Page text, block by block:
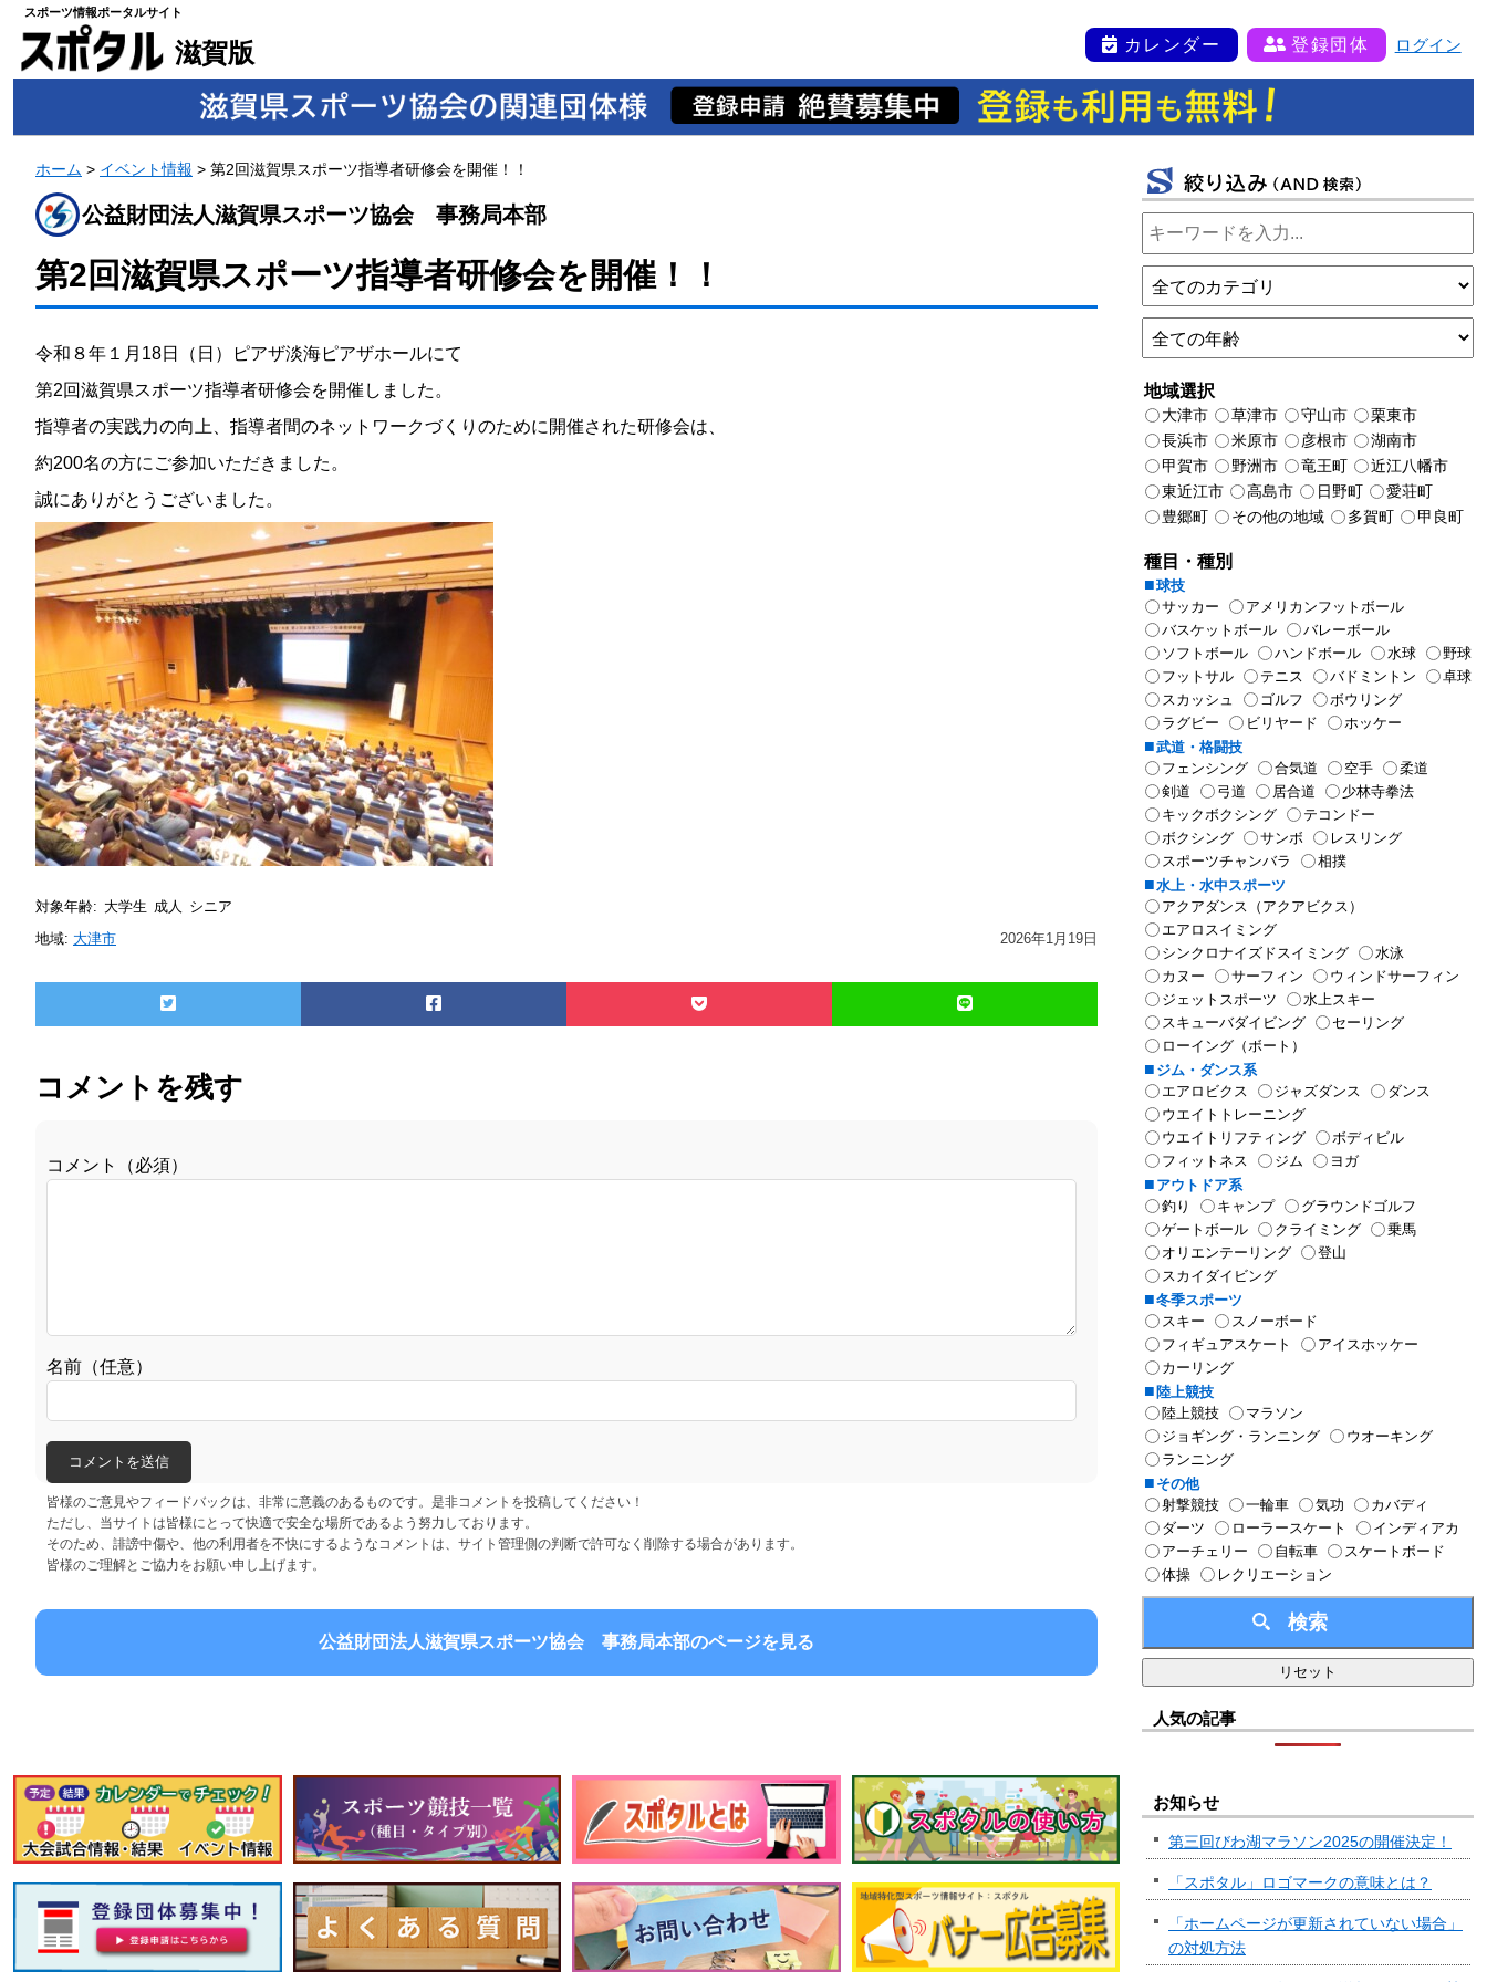
スポーツ情報ポータルサイト
滋賀版 カレンダー 登録団体 ログイン
ホーム > イベント情報 > 第2回滋賀県スポーツ指導者研修会を開催！！
公益財団法人滋賀県スポーツ協会 事務局本部
第2回滋賀県スポーツ指導者研修会を開催！！
令和８年１月18日（日）ピアザ淡海ピアザホールにて
第2回滋賀県スポーツ指導者研修会を開催しました。
指導者の実践力の向上、指導者間のネットワークづくりのために開催された研修会は、
約200名の方にご参加いただきました。
誠にありがとうございました。
対象年齢: 大学生 成人
シニア
地域: 大津市 2026年1月19日
コメントを残す
コメント（必須）
名前（任意）
皆様のご意見やフィードバックは、非常に意義のあるものです。是非コメントを投稿してください！
ただし、当サイトは皆様にとって快適で安全な場所であるよう努力しております。
そのため、誹謗中傷や、他の利用者を不快にするようなコメントは、サイト管理側の判断で許可なく削除する場合があります。
皆様のご理解とご協力をお願い申し上げます。
公益財団法人滋賀県スポーツ協会 事務局本部のページを見る
地域選択
大津市 草津市 守山市
栗東市
長浜市
米原市 彦根市
湖南市
甲賀市
野洲市 竜王町
近江八幡市
東近江市
高島市 日野町
愛荘町
豊郷町
その他の地域 多賀町 甲良町
種目・種別
球技
サッカー
アメリカンフットボール
バスケットボール
バレーボール
ソフトボール
ハンドボール 水球
野球
フットサル
テニス バドミントン
卓球
スカッシュ
ゴルフ
ボウリング
ラグビー
ビリヤード
ホッケー
武道・格闘技
フェンシング
合気道 空手
柔道
剣道
弓道 居合道
少林寺拳法
キックボクシング
テコンドー
ボクシング
サンボ
レスリング
スポーツチャンバラ
相撲
水上・水中スポーツ
アクアダンス（アクアビクス）
エアロスイミング
シンクロナイズドスイミング
水泳
カヌー
サーフィン
ウィンドサーフィン
ジェットスポーツ
水上スキー
スキューバダイビング
セーリング
ローイング（ボート）
ジム・ダンス系
エアロビクス
ジャズダンス
ダンス
ウエイトトレーニング
ウエイトリフティング
ボディビル
フィットネス
ジム
ヨガ
アウトドア系
釣り
キャンプ
グラウンドゴルフ
ゲートボール
クライミング
乗馬
オリエンテーリング
登山
スカイダイビング
冬季スポーツ
スキー
スノーボード
フィギュアスケート
アイスホッケー
カーリング
陸上競技
陸上競技
マラソン
ジョギング・ランニング
ウオーキング
ランニング
その他
射撃競技
一輪車 気功
カバディ
ダーツ
ローラースケート
インディアカ
アーチェリー
自転車
スケートボード
体操
レクリエーション
人気の記事
お知らせ
第三回びわ湖マラソン2025の開催決定！
「スポタル」ロゴマークの意味とは？
「ホームページが更新されていない場合」
の対処方法